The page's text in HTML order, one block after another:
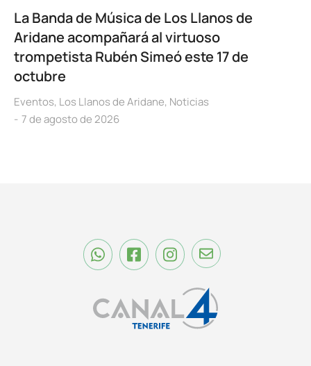
La Banda de Música de Los Llanos de
Aridane acompañará al virtuoso
trompetista Rubén Simeó este 17 de
octubre
Eventos, Los Llanos de Aridane, Noticias
7 de agosto de 2026